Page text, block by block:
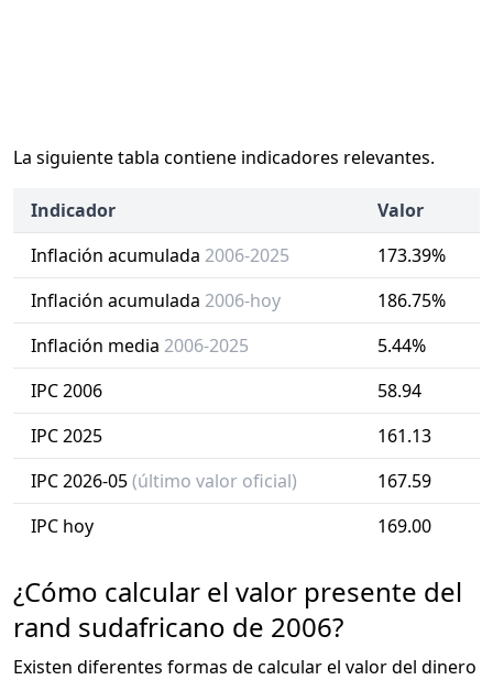
La siguiente tabla contiene indicadores relevantes.
Indicador
Valor
Inflación acumulada 2006-2025
173.39%
Inflación acumulada 2006-hoy
186.75%
Inflación media 2006-2025
5.44%
IPC 2006
58.94
IPC 2025
161.13
IPC 2026-05(último valor oficial)
167.59
IPC hoy
169.00
¿Cómo calcular el valor presente del
rand sudafricano de 2006?
Existen diferentes formas de calcular el valor del dinero